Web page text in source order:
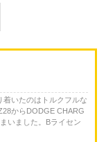
着いたのはトルクフルな
からDODGE CHARG
いました。Bライセン